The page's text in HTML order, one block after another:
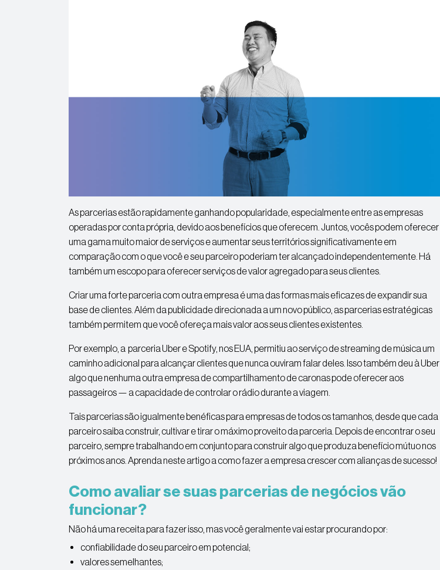
As parcerias estão rapidamente ganhando popularidade, especialmente entre as empresas
operadas por conta própria, devido aos benefícios que oferecem. Juntos, vocês podem oferecer
uma gama muito maior de serviços e aumentar seus territórios significativamente em
comparação com o que você e seu parceiro poderiam ter alcançado independentemente. Há
também um escopo para oferecer serviços de valor agregado para seus clientes.
Criar uma forte parceria com outra empresa é uma das formas mais eficazes de expandir sua
base de clientes. Além da publicidade direcionada a um novo público, as parcerias estratégicas
também permitem que você ofereça mais valor aos seus clientes existentes.
Por exemplo, a parceria Uber e Spotify, nos EUA, permitiu ao serviço de streaming de música um
caminho adicional para alcançar clientes que nunca ouviram falar deles. Isso também deu à Uber
algo que nenhuma outra empresa de compartilhamento de caronas pode oferecer aos
passageiros — a capacidade de controlar o rádio durante a viagem.
Tais parcerias são igualmente benéficas para empresas de todos os tamanhos, desde que cada
parceiro saiba construir, cultivar e tirar o máximo proveito da parceria. Depois de encontrar o seu
parceiro, sempre trabalhando em conjunto para construir algo que produza benefício mútuo nos
próximos anos. Aprenda neste artigo a como fazer a empresa crescer com alianças de sucesso!
Como avaliar se suas parcerias de negócios vão
funcionar?
Não há uma receita para fazer isso, mas você geralmente vai estar procurando por:
confiabilidade do seu parceiro em potencial;
valores semelhantes;